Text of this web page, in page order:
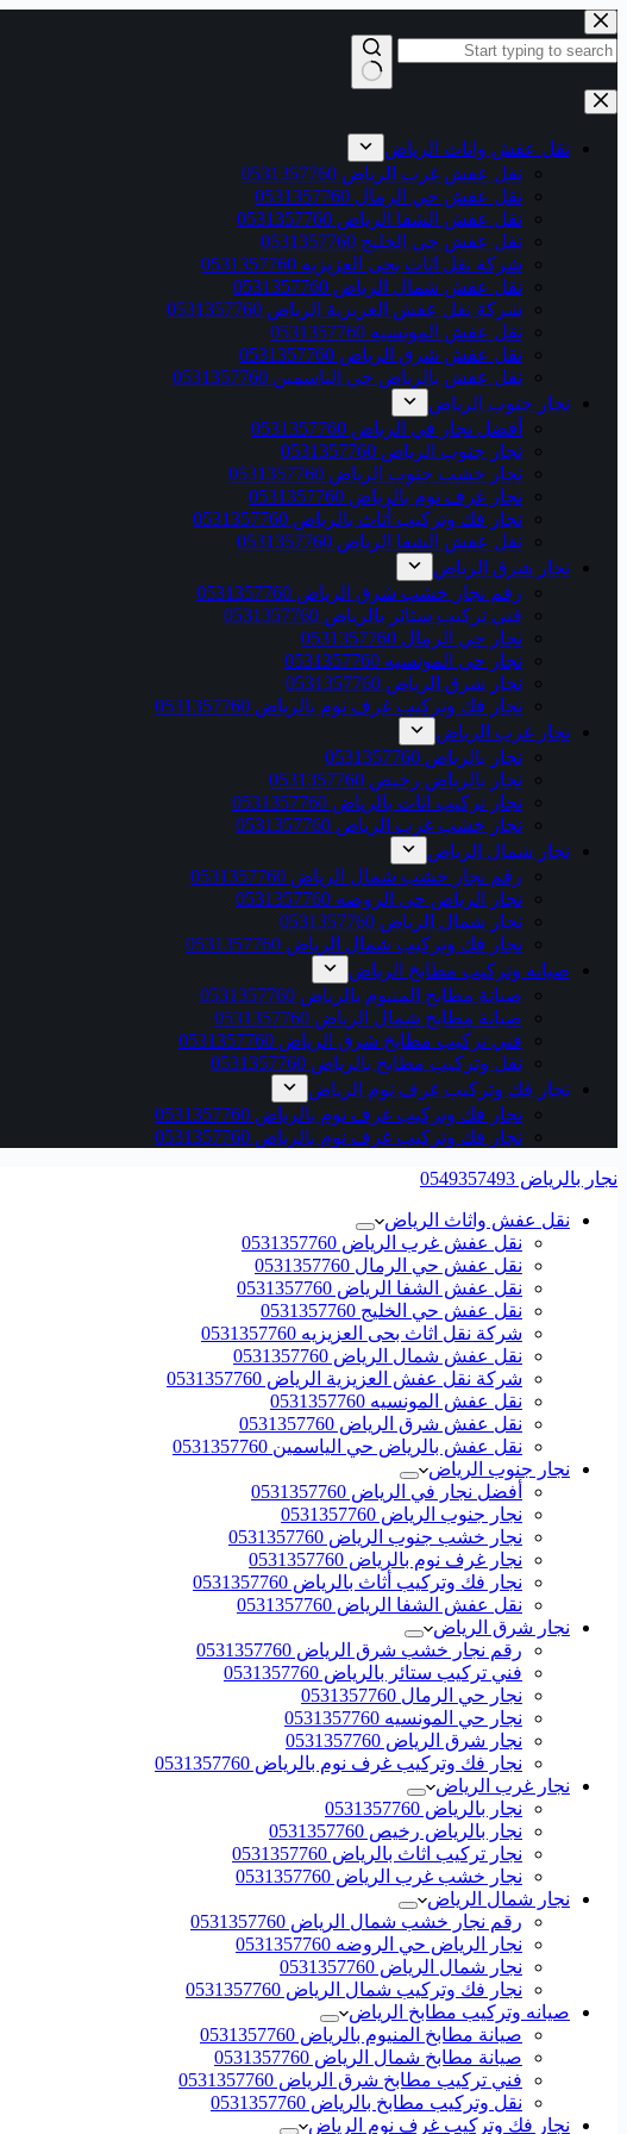
التجاوز
إلى
المحتوى
نتائج
نقل عفش واثاث الرياض
نقل عفش غرب الرياض 0531357760
نقل عفش حي الرمال 0531357760
نقل عفش الشفا الرياض 0531357760
نقل عفش حي الخليج 0531357760
شركة نقل اثاث بحى العزيزيه 0531357760
نقل عفش شمال الرياض 0531357760
شركة نقل عفش العزيزية الرياض 0531357760
نقل عفش المونسيه 0531357760
نقل عفش شرق الرياض 0531357760
نقل عفش بالرياض حي الياسمين 0531357760
نجار جنوب الرياض
أفضل نجار في الرياض 0531357760
نجار جنوب الرياض 0531357760
نجار خشب جنوب الرياض 0531357760
نجار غرف نوم بالرياض 0531357760
نجار فك وتركيب أثاث بالرياض 0531357760
نقل عفش الشفا الرياض 0531357760
نجار شرق الرياض
رقم نجار خشب شرق الرياض 0531357760
فني تركيب ستائر بالرياض 0531357760
نجار حي الرمال 0531357760
نجار حي المونسيه 0531357760
نجار شرق الرياض 0531357760
نجار فك وتركيب غرف نوم بالرياض 0531357760
نجار غرب الرياض
نجار بالرياض 0531357760
نجار بالرياض رخيص 0531357760
نجار تركيب اثاث بالرياض 0531357760
نجار خشب غرب الرياض 0531357760
نجار شمال الرياض
رقم نجار خشب شمال الرياض 0531357760
نجار الرياض حي الروضه 0531357760
نجار شمال الرياض 0531357760
نجار فك وتركيب شمال الرياض 0531357760
صيانه وتركيب مطابخ الرياض
صيانة مطابخ المنيوم بالرياض 0531357760
صيانة مطابخ شمال الرياض 0531357760
فني تركيب مطابخ شرق الرياض 0531357760
نقل وتركيب مطابخ بالرياض 0531357760
نجار فك وتركيب غرف نوم الرياض
نجار فك وتركيب غرف نوم بالرياض 0531357760
نجار فك وتركيب غرف نوم بالرياض 0531357760
نجار بالرياض 0549357493
نقل عفش واثاث الرياض
نقل عفش غرب الرياض 0531357760
نقل عفش حي الرمال 0531357760
نقل عفش الشفا الرياض 0531357760
نقل عفش حي الخليج 0531357760
شركة نقل اثاث بحى العزيزيه 0531357760
نقل عفش شمال الرياض 0531357760
شركة نقل عفش العزيزية الرياض 0531357760
نقل عفش المونسيه 0531357760
نقل عفش شرق الرياض 0531357760
نقل عفش بالرياض حي الياسمين 0531357760
نجار جنوب الرياض
أفضل نجار في الرياض 0531357760
نجار جنوب الرياض 0531357760
نجار خشب جنوب الرياض 0531357760
نجار غرف نوم بالرياض 0531357760
نجار فك وتركيب أثاث بالرياض 0531357760
نقل عفش الشفا الرياض 0531357760
نجار شرق الرياض
رقم نجار خشب شرق الرياض 0531357760
فني تركيب ستائر بالرياض 0531357760
نجار حي الرمال 0531357760
نجار حي المونسيه 0531357760
نجار شرق الرياض 0531357760
نجار فك وتركيب غرف نوم بالرياض 0531357760
نجار غرب الرياض
نجار بالرياض 0531357760
نجار بالرياض رخيص 0531357760
نجار تركيب اثاث بالرياض 0531357760
نجار خشب غرب الرياض 0531357760
نجار شمال الرياض
رقم نجار خشب شمال الرياض 0531357760
نجار الرياض حي الروضه 0531357760
نجار شمال الرياض 0531357760
نجار فك وتركيب شمال الرياض 0531357760
صيانه وتركيب مطابخ الرياض
صيانة مطابخ المنيوم بالرياض 0531357760
صيانة مطابخ شمال الرياض 0531357760
فني تركيب مطابخ شرق الرياض 0531357760
نقل وتركيب مطابخ بالرياض 0531357760
نجار فك وتركيب غرف نوم الرياض